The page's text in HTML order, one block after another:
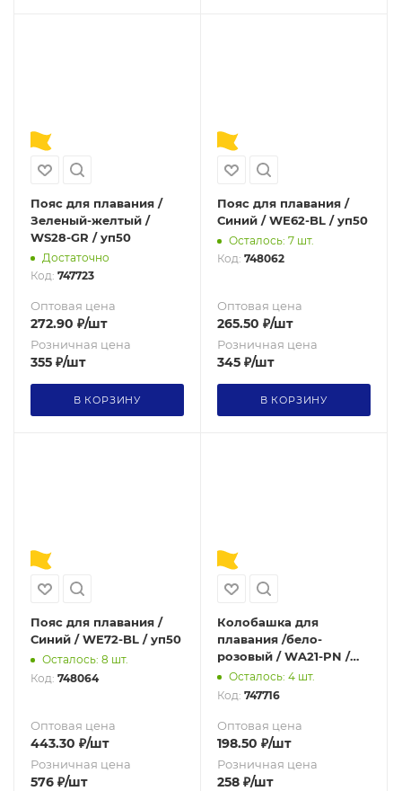
Пояс для плавания /
Зеленый-желтый /
WS28-GR / уп50
Достаточно
Код: 747723
Оптовая цена
272.90 ₽/шт
Розничная цена
355 ₽/шт
В КОРЗИНУ
Пояс для плавания /
Синий / WE62-BL / уп50
Осталось: 7 шт.
Код: 748062
Оптовая цена
265.50 ₽/шт
Розничная цена
345 ₽/шт
В КОРЗИНУ
Пояс для плавания /
Синий / WE72-BL / уп50
Осталось: 8 шт.
Код: 748064
Оптовая цена
443.30 ₽/шт
Розничная цена
576 ₽/шт
Колобашка для
плавания /бело-
розовый / WA21-PN /
уп50
Осталось: 4 шт.
Код: 747716
Оптовая цена
198.50 ₽/шт
Розничная цена
258 ₽/шт